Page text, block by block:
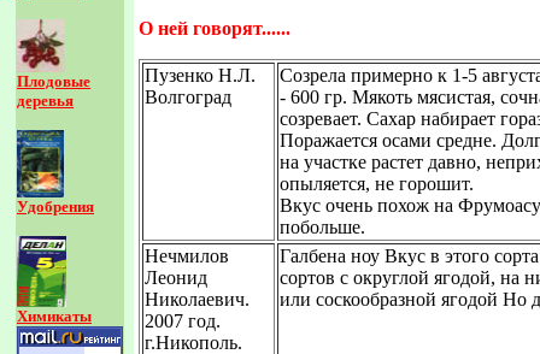
Плодовые
деревья
Удобрения
Химикаты
О ней говорят......
Пузенко Н.Л.
Волгоград
Созрела примерно к 1-5
- 600 гр. Мякоть мясистая,
созревает. Сахар набирает
Поражается осами средне.
на участке растет давно,
опыляется, не горошит.
Вкус очень похож на Фрумоасу
побольше.
Нечмилов
Леонид
Николаевич.
2007 год.
г.Никополь.
Галбена ноу Вкус в этого
сортов с округлой ягодой, на
или соскообразной ягодой Но